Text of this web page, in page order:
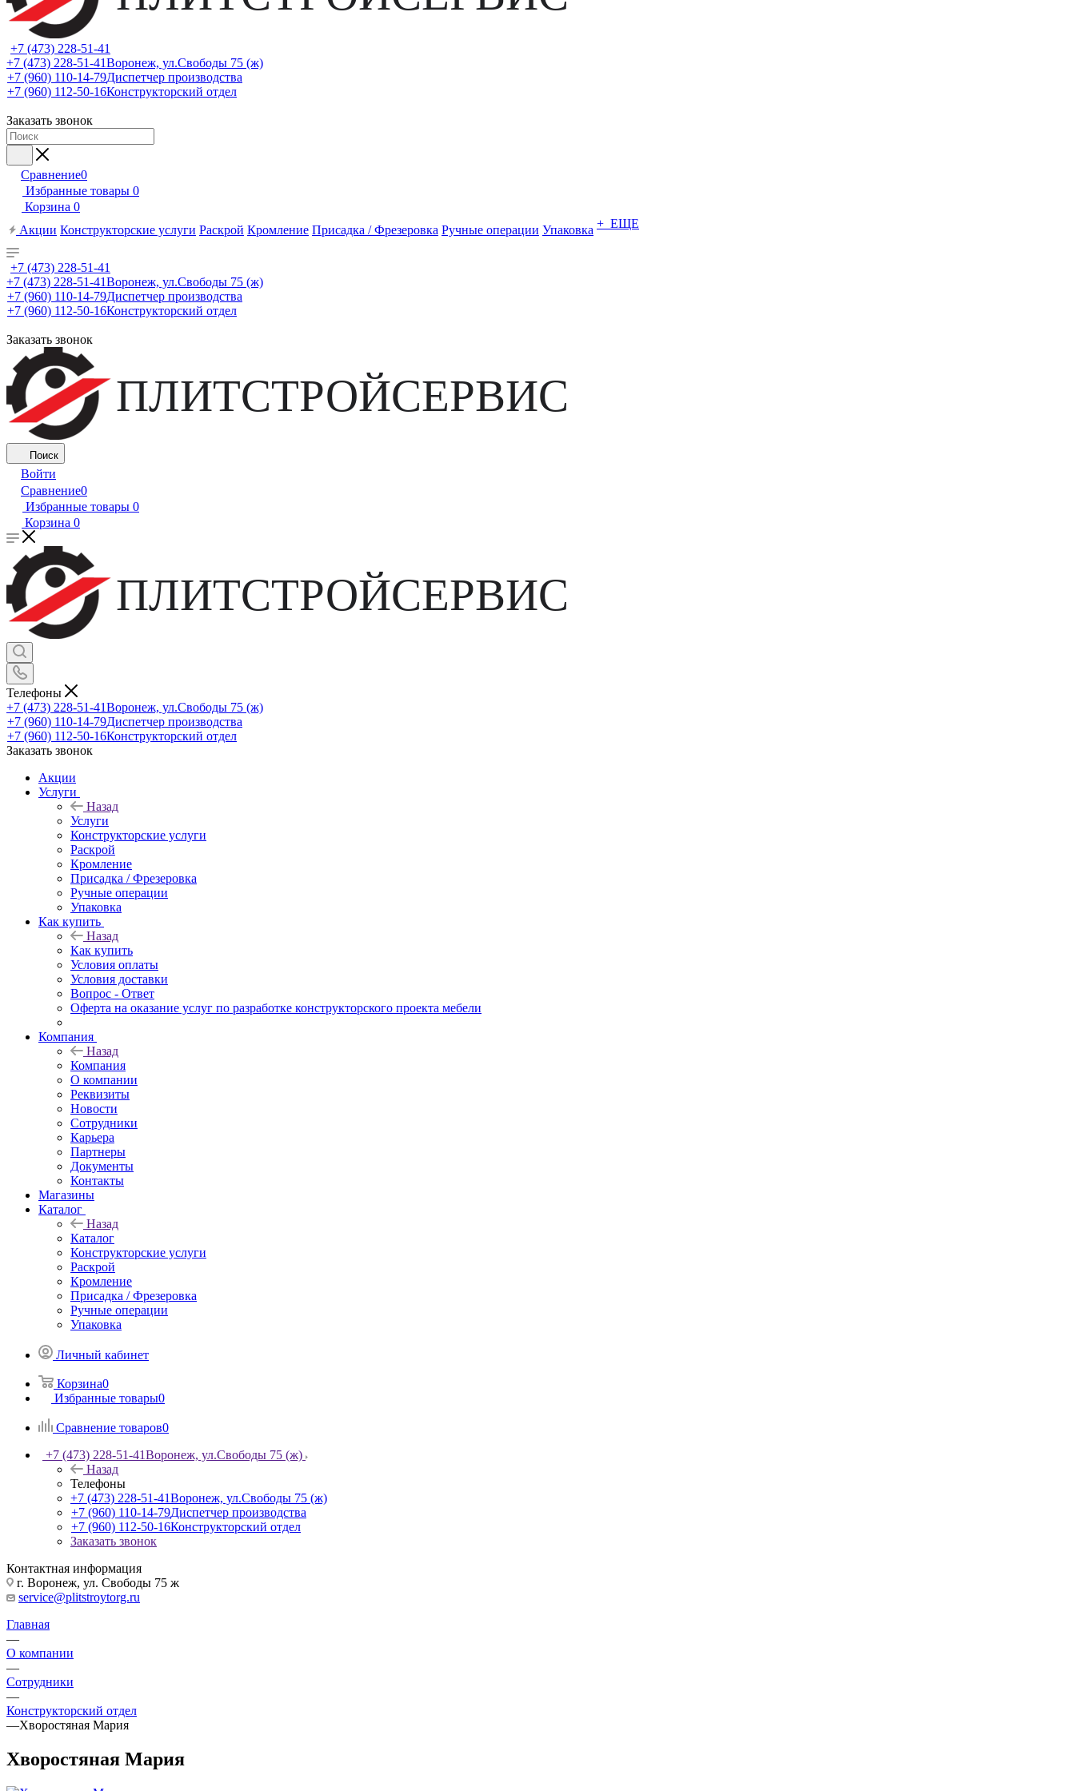
+7 (473) 228-51-41
+7 (473) 228-51-41Воронеж, ул.Свободы 75 (ж)
+7 (960) 110-14-79Диспетчер производства
+7 (960) 112-50-16Конструкторский отдел
Заказать звонок
Сравнение0
Избранные товары 0
Корзина 0
Акции Конструкторские услуги Раскрой Кромление Присадка / Фрезеровка Ручные операции Упаковка + ЕЩЕ
+7 (473) 228-51-41
+7 (473) 228-51-41Воронеж, ул.Свободы 75 (ж)
+7 (960) 110-14-79Диспетчер производства
+7 (960) 112-50-16Конструкторский отдел
Заказать звонок
ПЛИТСТРОЙСЕРВИС
Поиск
Войти
Сравнение0
Избранные товары 0
Корзина 0
ПЛИТСТРОЙСЕРВИС
Телефоны
+7 (473) 228-51-41Воронеж, ул.Свободы 75 (ж)
+7 (960) 110-14-79Диспетчер производства
+7 (960) 112-50-16Конструкторский отдел
Заказать звонок
Акции
Услуги
Назад
Услуги
Конструкторские услуги
Раскрой
Кромление
Присадка / Фрезеровка
Ручные операции
Упаковка
Как купить
Назад
Как купить
Условия оплаты
Условия доставки
Вопрос - Ответ
Оферта на оказание услуг по разработке конструкторского проекта мебели
Компания
Назад
Компания
О компании
Реквизиты
Новости
Сотрудники
Карьера
Партнеры
Документы
Контакты
Магазины
Каталог
Назад
Каталог
Конструкторские услуги
Раскрой
Кромление
Присадка / Фрезеровка
Ручные операции
Упаковка
Личный кабинет
Корзина0
Избранные товары0
Сравнение товаров0
+7 (473) 228-51-41Воронеж, ул.Свободы 75 (ж)
Назад
Телефоны
+7 (473) 228-51-41Воронеж, ул.Свободы 75 (ж)
+7 (960) 110-14-79Диспетчер производства
+7 (960) 112-50-16Конструкторский отдел
Заказать звонок
Контактная информация
г. Воронеж, ул. Свободы 75 ж
service@plitstroytorg.ru
Главная
—
О компании
—
Сотрудники
—
Конструкторский отдел
—Хворостяная Мария
Хворостяная Мария